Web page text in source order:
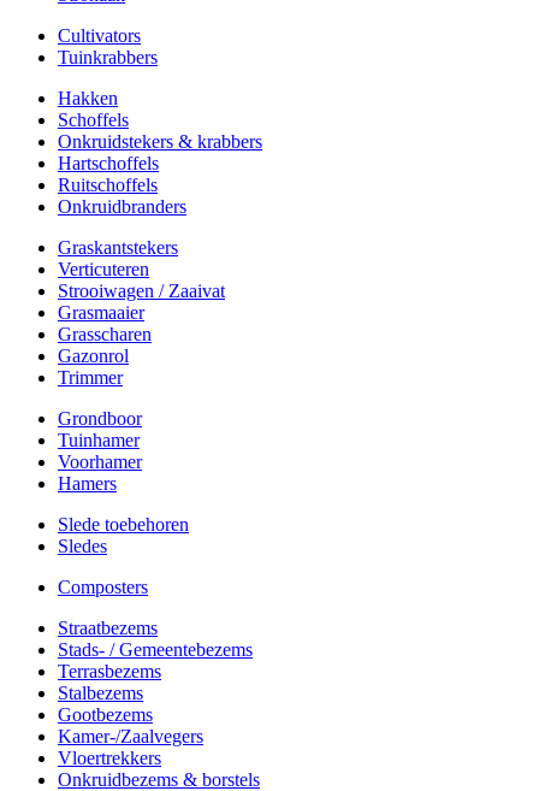
Cultivators
Tuinkrabbers
Hakken
Schoffels
Onkruidstekers & krabbers
Hartschoffels
Ruitschoffels
Onkruidbranders
Graskantstekers
Verticuteren
Strooiwagen / Zaaivat
Grasmaaier
Grasscharen
Gazonrol
Trimmer
Grondboor
Tuinhamer
Voorhamer
Hamers
Slede toebehoren
Sledes
Composters
Straatbezems
Stads- / Gemeentebezems
Terrasbezems
Stalbezems
Gootbezems
Kamer-/Zaalvegers
Vloertrekkers
Onkruidbezems & borstels